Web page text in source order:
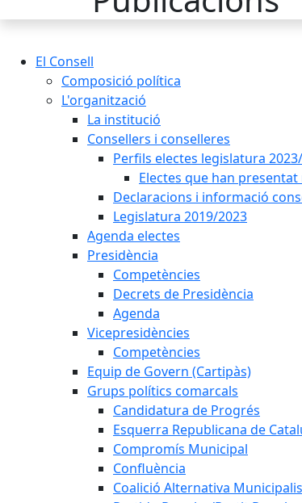
El Consell
Composició política
L'organització
La institució
Consellers i conselleres
Perfils electes legislatura
Electes que han
Declaracions i informació
Legislatura 2019/2023
Agenda electes
Presidència
Competències
Decrets de Presidència
Agenda
Vicepresidències
Competències
Equip de Govern (Cartipàs)
Grups polítics comarcals
Candidatura de Progrés
Esquerra Republicana de
Compromís Municipal
Confluència
Coalició Alternativa